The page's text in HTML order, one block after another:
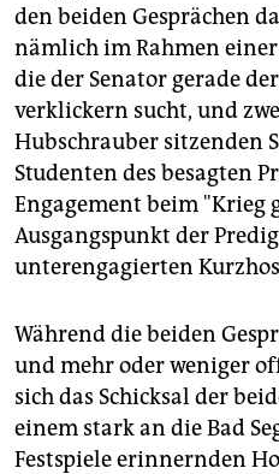
den beiden Gesprächen
nämlich im Rahmen
die der Senator gerade
verklickern sucht, und
Hubschrauber sitzenden
Studenten des besagten
Engagement beim "Krieg
Ausgangspunkt der
unterengagierten
Während die beiden
und mehr oder weniger
sich das Schicksal der
einem stark an die Bad
Festspiele erinnernden